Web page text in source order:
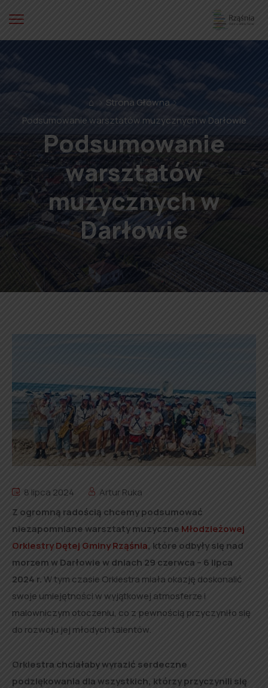
⌂
Strona Główna
Podsumowanie warsztatów muzycznych w Darłowie
Podsumowanie
warsztatów
muzycznych w
Darłowie
8 lipca 2024
Artur Ruka
Z ogromną radością chcemy podsumować
niezapomniane warsztaty muzyczne Młodzieżowej
Orkiestry Dętej Gminy Rząśnia, które odbyły się nad
morzem w Darłowie w dniach 29 czerwca – 6 lipca
2024 r.W tym czasie Orkiestra miała okazję doskonalić
swoje umiejętności w wyjątkowej atmosferze i
malowniczym otoczeniu, co z pewnością przyczyniło się
do rozwoju jej młodych talentów.
Orkiestra chciałaby wyrazić serdeczne
podziękowania dla wszystkich, którzy przyczynili się